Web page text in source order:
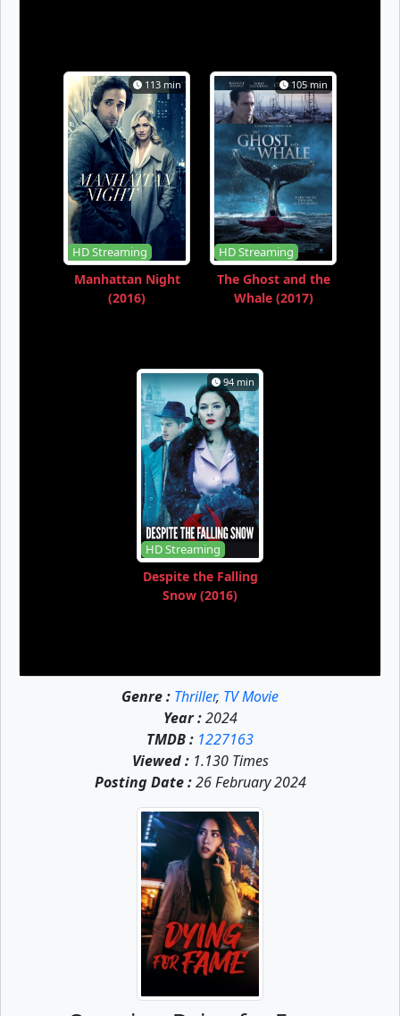
113 min
HD Streaming
Manhattan Night
(2016)
105 min
HD Streaming
The Ghost and the
Whale (2017)
94 min
HD Streaming
Despite the Falling
Snow (2016)
Genre : Thriller, TV Movie
Year :2024
TMDB : 1227163
Viewed :1.130 Times
Posting Date :26 February 2024